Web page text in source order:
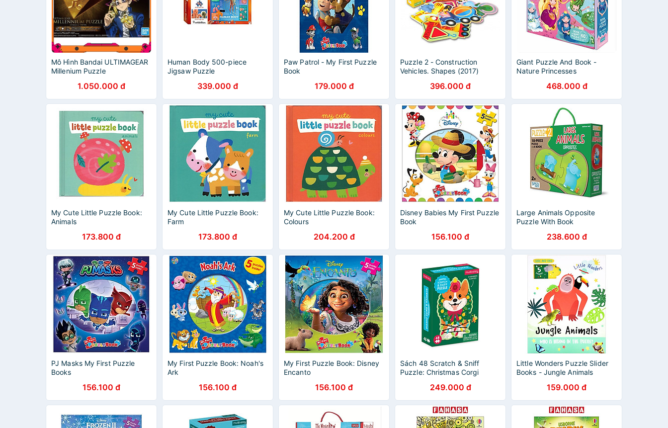
Mô Hình Bandai ULTIMAGEAR
Millenium Puzzle
1.050.000 đ
Human Body 500-piece
Jigsaw Puzzle
339.000 đ
Paw Patrol - My First Puzzle
Book
179.000 đ
Puzzle 2 - Construction
Vehicles. Shapes (2017)
396.000 đ
Giant Puzzle And Book -
Nature Princesses
468.000 đ
My Cute Little Puzzle Book:
Animals
173.800 đ
My Cute Little Puzzle Book:
Farm
173.800 đ
My Cute Little Puzzle Book:
Colours
204.200 đ
Disney Babies My First Puzzle
Book
156.100 đ
Large Animals Opposite
Puzzle With Book
238.600 đ
PJ Masks My First Puzzle
Books
156.100 đ
My First Puzzle Book: Noah's
Ark
156.100 đ
My First Puzzle Book: Disney
Encanto
156.100 đ
Sách 48 Scratch & Sniff
Puzzle: Christmas Corgi
249.000 đ
Little Wonders Puzzle Slider
Books - Jungle Animals
159.000 đ